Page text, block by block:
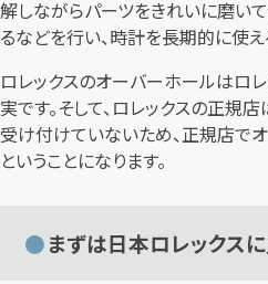
解しながらパーツをきれいに磨い
るなどを行い、時計を長期的に使え
ロレックスのオーバーホールはロ
実です。そして、ロレックスの正規
受け付けていないため、正規店で
ということになります。
まずは日本ロレックス